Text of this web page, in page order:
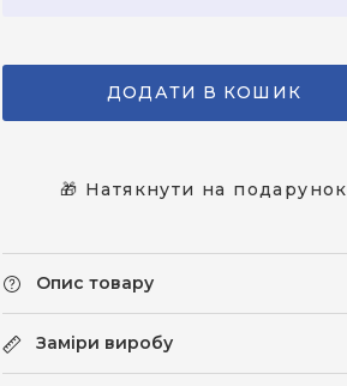
ДОДАТИ В КОШИК
🎁 Натякнути на подарунок
Опис товару
Заміри виробу